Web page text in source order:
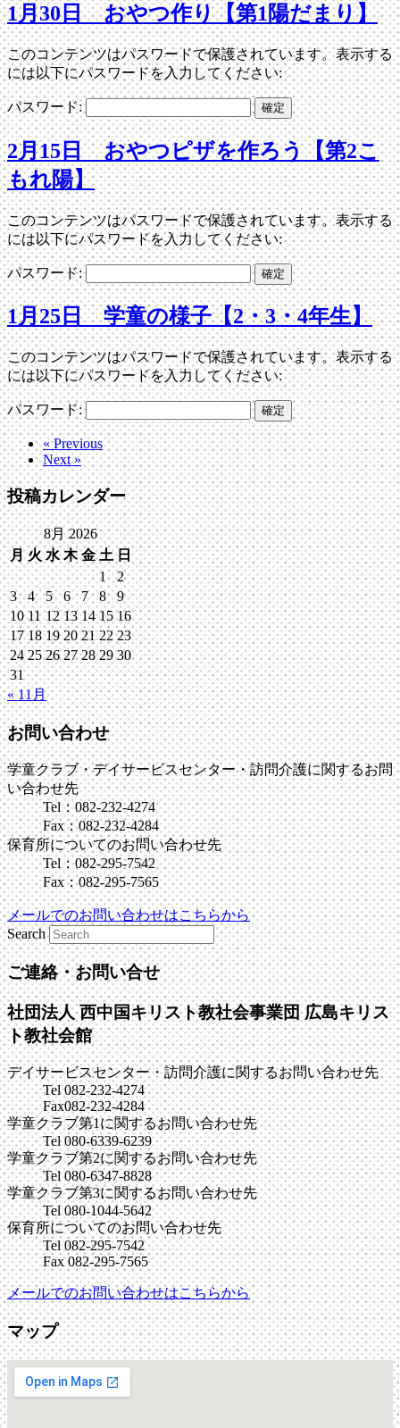
1月30日 おやつ作り【第1陽だまり】
このコンテンツはパスワードで保護されています。表示する
には以下にパスワードを入力してください:
パスワード:
2月15日 おやつピザを作ろう【第2こ
もれ陽】
このコンテンツはパスワードで保護されています。表示する
には以下にパスワードを入力してください:
パスワード:
1月25日 学童の様子【2・3・4年生】
このコンテンツはパスワードで保護されています。表示する
には以下にパスワードを入力してください:
パスワード:
« Previous
Next »
投稿カレンダー
8月 2026
月 火 水 木 金 土 日
1
2
3
4 5 6 7 8
9
10 11 12 13 14 15 16
17 18 19 20 21 22 23
24 25 26 27 28 29 30
31
« 11月
お問い合わせ
学童クラブ・デイサービスセンター・訪問介護に関するお問
い合わせ先
Tel：082-232-4274
Fax：082-232-4284
保育所についてのお問い合わせ先
Tel：082-295-7542
Fax：082-295-7565
メールでのお問い合わせはこちらから
Search
ご連絡・お問い合せ
社団法人 西中国キリスト教社会事業団広島キリス
ト教社会館
デイサービスセンター・訪問介護に関するお問い合わせ先
Tel 082-232-4274
Fax082-232-4284
学童クラブ第1に関するお問い合わせ先
Tel 080-6339-6239
学童クラブ第2に関するお問い合わせ先
Tel 080-6347-8828
学童クラブ第3に関するお問い合わせ先
Tel 080-1044-5642
保育所についてのお問い合わせ先
Tel 082-295-7542
Fax 082-295-7565
メールでのお問い合わせはこちらから
マップ